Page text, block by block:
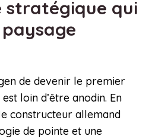
stratégique qui
de devenir le premier
loin d’être anodin. En
constructeur allemand
de pointe et une